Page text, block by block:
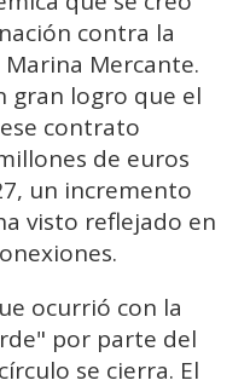
contra la
Mercante.
gran logro que el
contrato
de euros
un incremento
visto reflejado en
ocurrió con la
por parte del
se cierra. El